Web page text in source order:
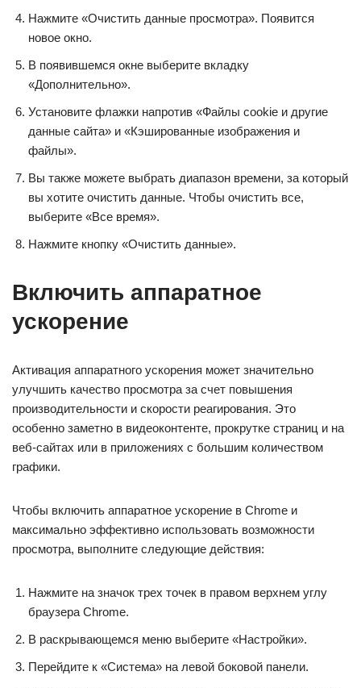
Нажмите «Очистить данные просмотра». Появится
новое окно.
В появившемся окне выберите вкладку
«Дополнительно».
Установите флажки напротив «Файлы cookie и другие
данные сайта» и «Кэшированные изображения и
файлы».
Вы также можете выбрать диапазон времени, за который
вы хотите очистить данные. Чтобы очистить все,
выберите «Все время».
Нажмите кнопку «Очистить данные».
Включить аппаратное
ускорение
Активация аппаратного ускорения может значительно
улучшить качество просмотра за счет повышения
производительности и скорости реагирования. Это
особенно заметно в видеоконтенте, прокрутке страниц и на
веб-сайтах или в приложениях с большим количеством
графики.
Чтобы включить аппаратное ускорение в Chrome и
максимально эффективно использовать возможности
просмотра, выполните следующие действия:
Нажмите на значок трех точек в правом верхнем углу
браузера Chrome.
В раскрывающемся меню выберите «Настройки».
Перейдите к «Система» на левой боковой панели.